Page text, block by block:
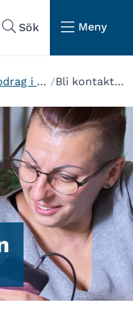
Sök
Meny
Frivilliga uppdrag i kommunen Bli kontaktperson